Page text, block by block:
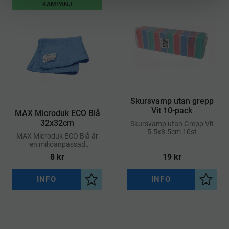
MAX Microduk ECO Blå
32x32cm
MAX Microduk ECO Blå är
en miljöanpassad
mikrofiberduk med bra
kvalitet och funktion
8 kr
KAMPANJ
Lägg till i önskelista
INFO
Skursvamp utan grepp
Vit 10-pack
​Skursvamp utan Grepp Vit
5.5x8.5cm 10st
19kr
Lägg
INFO